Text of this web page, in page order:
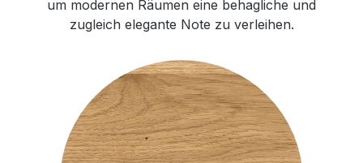
um modernen Räumen eine behagliche und
zugleich elegante Note zu verleihen.